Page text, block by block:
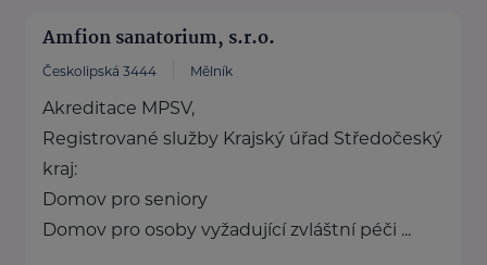
Amfion sanatorium, s.r.o.
Českolipská 3444 Mělník
Akreditace MPSV,
Registrované služby Krajský úřad Středočeský
kraj:
Domov pro seniory
Domov pro osoby vyžadující zvláštní péči ...